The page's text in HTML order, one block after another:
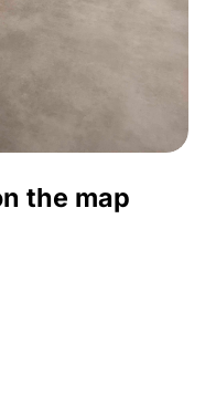
the map